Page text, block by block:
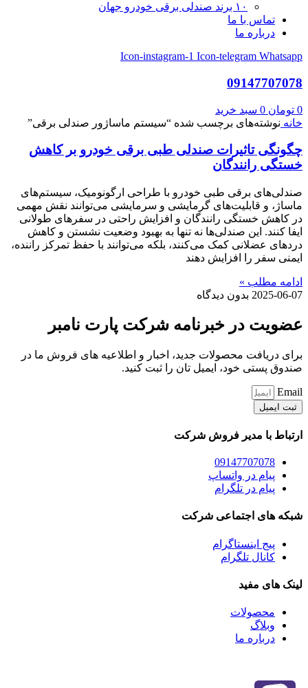
۱۰ برند صندلی برقی خودرو جهان
تماس با ما
درباره ما
Icon-instagram-1 Icon-telegram Whatsapp
09147707078
0 تومان 0 سبد خرید
خانه نوشته‌های برچسب شده “سیستم ماساژور صندلی برقی”
چگونگی تاثیرات صندلی طبی برقی خودرو بر کاهش
خستگی رانندگان
صندلی‌های برقی طبی خودرو با طراحی ارگونومیک، سیستم‌های
ماساژ، و قابلیت‌های گرمایشی و سرمایشی می‌توانند نقش مهمی
در کاهش خستگی رانندگان و افزایش راحتی در سفرهای طولانی
ایفا کنند. این صندلی‌ها نه تنها به بهبود وضعیت نشستن و کاهش
دردهای عضلانی کمک می‌کنند، بلکه می‌توانند با حفظ تمرکز راننده،
ایمنی سفر را افزایش دهند
ادامه مطلب »
2025-06-07 بدون دیدگاه
عضویت در خبرنامه شرکت پارت نامبر
برای دریافت محصولات جدید، اخبار و اطلاعیه های فروش ما در
صندوق پستی خود، ایمیل تان را ثبت کنید.
Email
ثبت ایمیل
ارتباط با مدیر فروش شرکت
09147707078
پیام در واتساپ
پیام در تلگرام
شبکه های اجتماعی شرکت
پیج اینستاگرام
کانال تلگرام
لینک های مفید
محصولات
وبلاگ
درباره ما